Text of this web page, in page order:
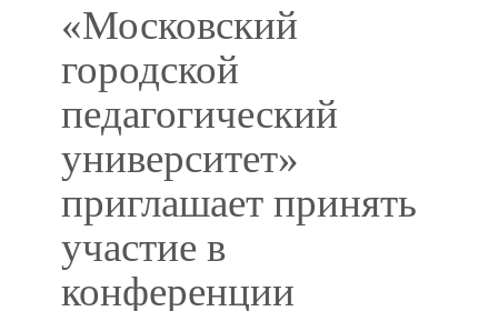
«Московский
городской
педагогический
университет»
приглашает принять
участие в
конференции